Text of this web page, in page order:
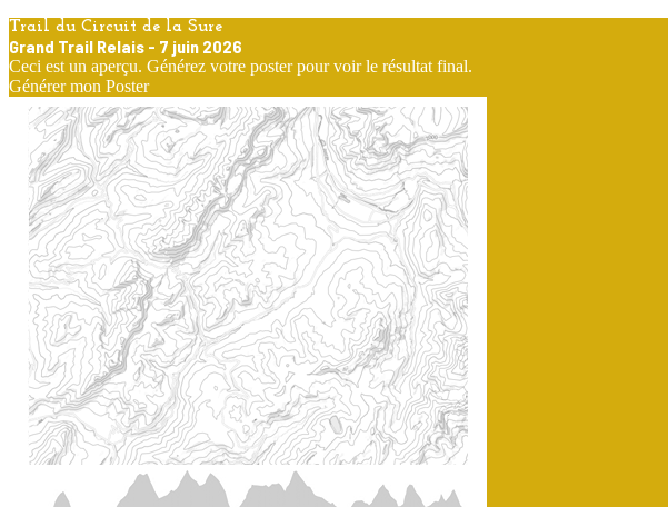
Trail du Circuit de la Sure
Grand Trail Relais - 7 juin 2026
Ceci est un aperçu. Générez votre poster pour voir le résultat final.
Générer mon Poster